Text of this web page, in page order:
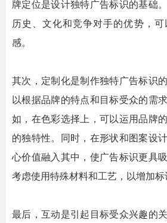
牌定位是设计独特广告标识的基础
历史、文化和竞争对手的优势，
感。
其次，定制化是制作独特广告标识
以根据品牌的特点和目标受众的需
如，在色彩选择上，可以运用品牌
的独特性。同时，在形状和图案设
心价值融入其中，使广告标识更具
考虑使用特殊材料和工艺，以增加标
最后，互动是引起目标受众兴趣的